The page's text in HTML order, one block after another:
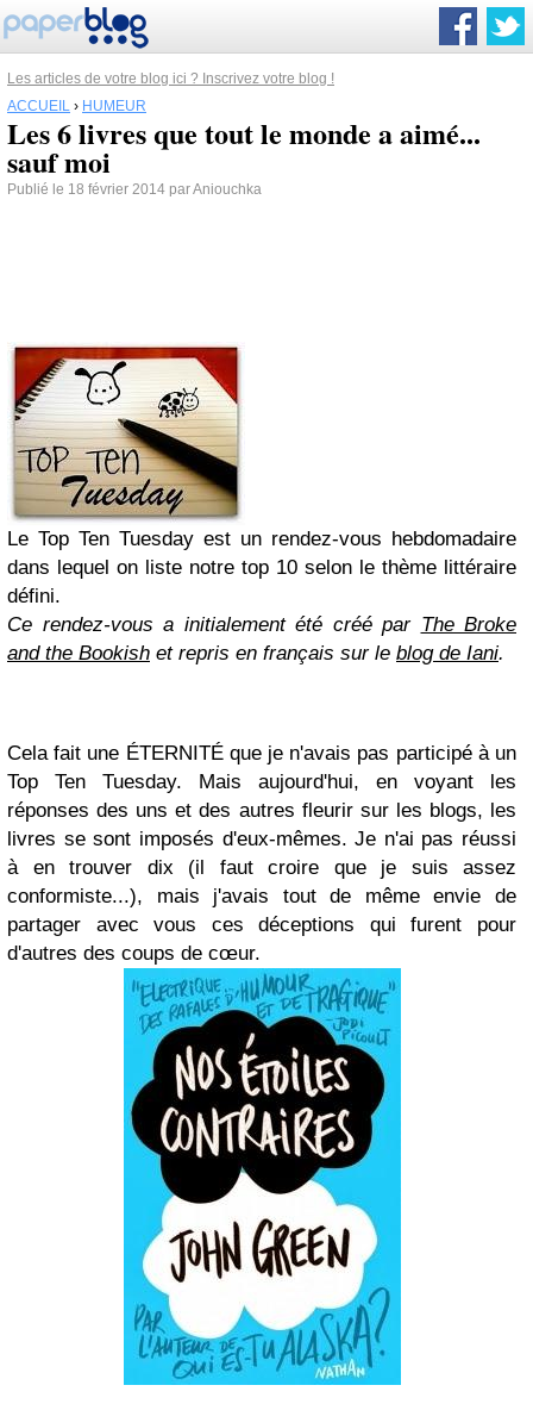
Les articles de votre blog ici ? Inscrivez votre blog !
ACCUEIL › HUMEUR
Les 6 livres que tout le monde a aimé...
sauf moi
Publié le 18 février 2014 par Aniouchka
Le Top Ten Tuesday est un rendez-vous hebdomadaire
dans lequel on liste notre top 10 selon le thème littéraire
défini.
Ce rendez-vous a initialement été créé par The Broke
and the Bookish et repris en français sur le blog de Iani.
Cela fait une ÉTERNITÉ que je n'avais pas participé à un
Top Ten Tuesday. Mais aujourd'hui, en voyant les
réponses des uns et des autres fleurir sur les blogs, les
livres se sont imposés d'eux-mêmes. Je n'ai pas réussi
à en trouver dix (il faut croire que je suis assez
conformiste...), mais j'avais tout de même envie de
partager avec vous ces déceptions qui furent pour
d'autres des coups de cœur.